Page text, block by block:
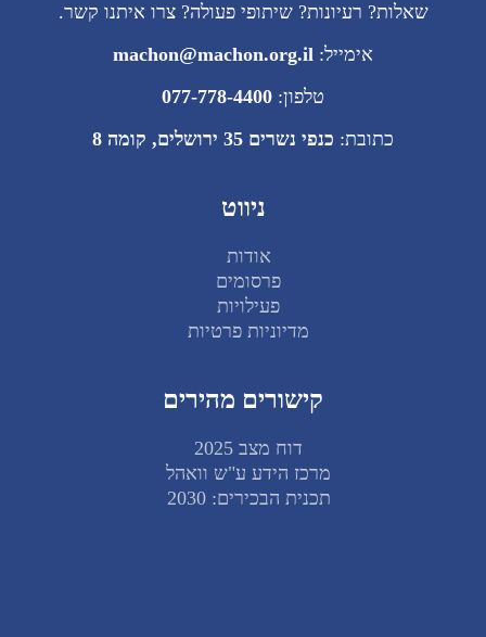
שאלות? רעיונות? שיתופי פעולה? צרו איתנו קשר.
אימייל: machon@machon.org.il
טלפון: 077-778-4400
כתובת: כנפי נשרים 35 ירושלים, קומה 8
ניווט
אודות
פרסומים
פעילויות
מדיוניות פרטיות
קישורים מהירים
דוח מצב 2025
מרכז הידע ע"ש וואהל
תכנית הבכירים: 2030